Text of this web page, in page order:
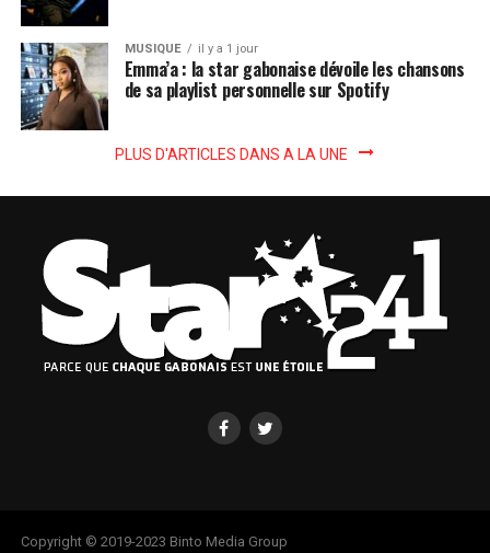
MUSIQUE il y a 1 jour
Emma’a : la star gabonaise dévoile les chansons
de sa playlist personnelle sur Spotify
PLUS D'ARTICLES DANS A LA UNE
Copyright © 2019-2023 Binto Media Group